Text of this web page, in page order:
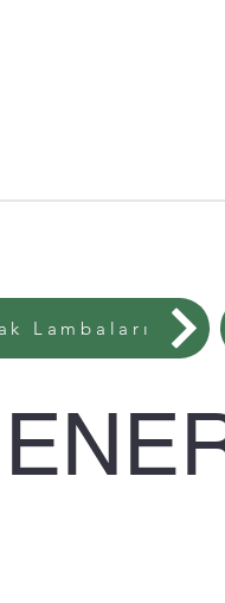
Lambaları